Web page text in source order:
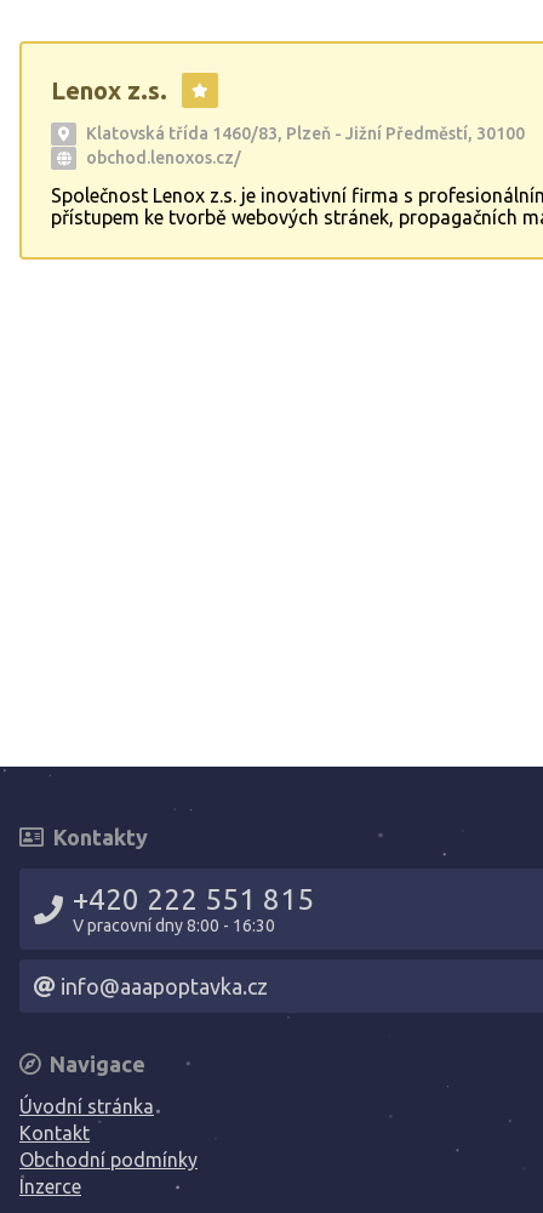
Lenox z.s.
Klatovská třída 1460/83, Plzeň - Jižní Předměstí, 30100
obchod.lenoxos.cz/
Společnost Lenox z.s. je inovativní firma s
přístupem ke tvorbě webových stránek, propagačních
moderování a organizování kulturních akcí. Nabízíme
Kontakty
+420 222 551 815
V pracovní dny 8:00 - 16:30
info@aaapoptavka.cz
Navigace
Úvodní stránka
Kontakt
Obchodní podmínky
Inzerce